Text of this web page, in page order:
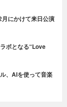
にかけて来日公演
ボとなる“Love
、AIを使って音楽